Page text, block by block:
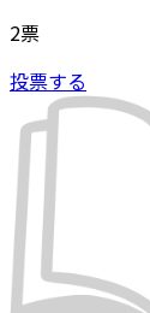
2票
投票する